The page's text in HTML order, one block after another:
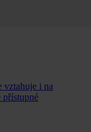
vztahuje i na
přístupné